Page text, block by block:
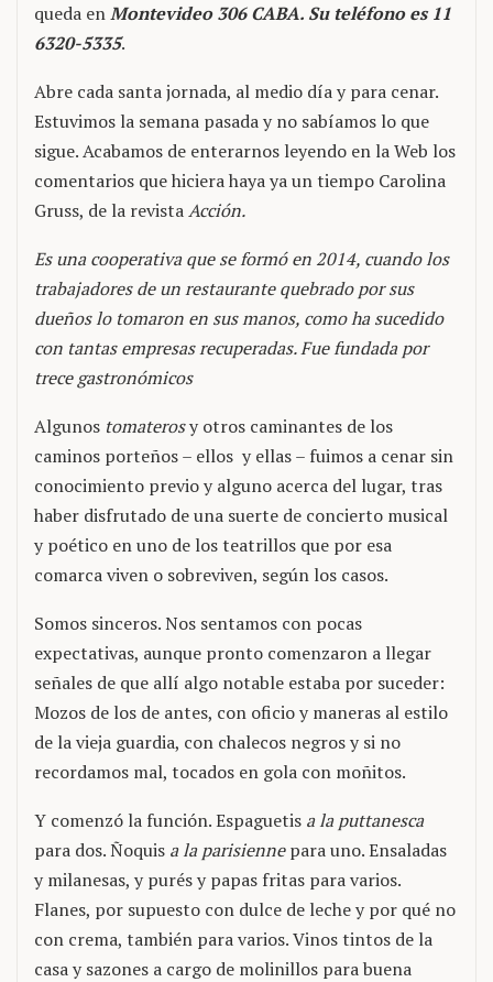
queda enMontevideo 306 CABA. Su teléfono es 11
6320-5335.
Abre cada santa jornada, al medio día y para cenar.
Estuvimos la semana pasada y no sabíamos lo que
sigue. Acabamos de enterarnos leyendo en la Web los
comentarios que hiciera haya ya un tiempo Carolina
Gruss, de la revistaAcción.
Es una cooperativa que se formó en 2014, cuando los
trabajadores de un restaurante quebrado por sus
dueños lo tomaron en sus manos, como ha sucedido
con tantas empresas recuperadas. Fue fundada por
trece gastronómicos
Algunos tomaterosy otros caminantes de los
caminos porteños – ellos y ellas – fuimos a cenar sin
conocimiento previo y alguno acerca del lugar, tras
haber disfrutado de una suerte de concierto musical
y poético en uno de los teatrillos que por esa
comarca viven o sobreviven, según los casos.
Somos sinceros. Nos sentamos con pocas
expectativas, aunque pronto comenzaron a llegar
señales de que allí algo notable estaba por suceder:
Mozos de los de antes, con oficio y maneras al estilo
de la vieja guardia, con chalecos negros y si no
recordamos mal, tocados en gola con moñitos.
Y comenzó la función. Espaguetis a la puttanesca
para dos. Ñoquis a la parisiennepara uno. Ensaladas
y milanesas, y purés y papas fritas para varios.
Flanes, por supuesto con dulce de leche y por qué no
con crema, también para varios. Vinos tintos de la
casa y sazones a cargo de molinillos para buena